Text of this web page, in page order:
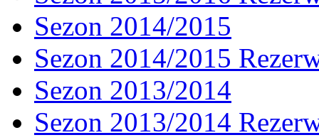
Sezon 2014/2015
Sezon 2014/2015
Sezon 2013/2014
Sezon 2013/2014